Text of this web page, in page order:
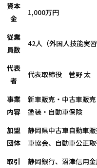
資本
金
1,000万円
従業
員数
42人（外国人技能実
代表
者
代表取締役 菅野 太
事業
内容
新車販売・中古車販
塗装・自動車保険
加盟
団体
静岡県中古車自動車
車協会、自動車公正
取引
静岡銀行、沼津信用